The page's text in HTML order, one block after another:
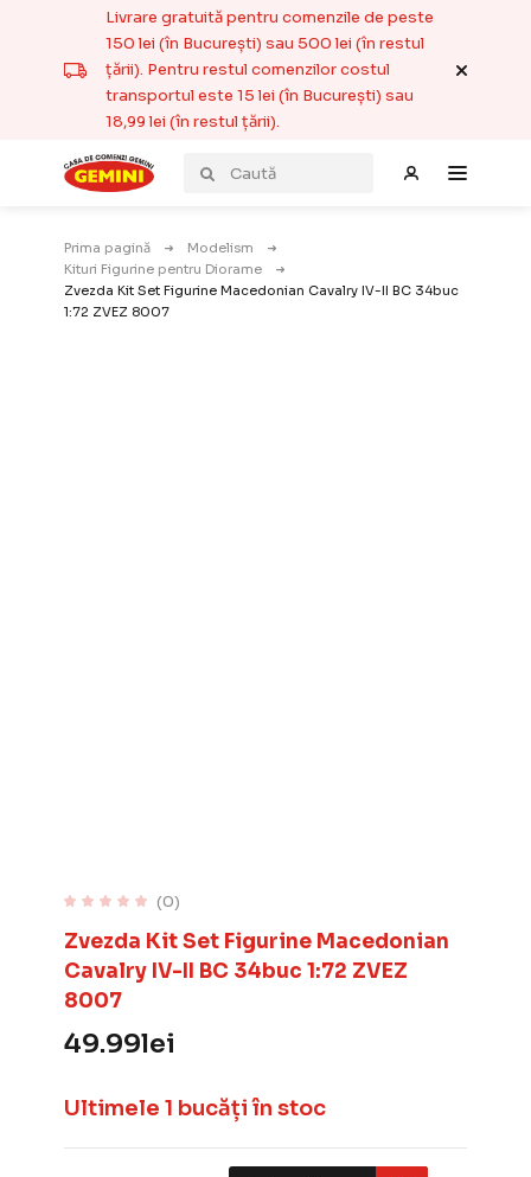
Livrare gratuită pentru comenzile de peste
150 lei (în București) sau 500 lei (în restul
țării). Pentru restul comenzilor costul
transportul este 15 lei (în București) sau
18,99 lei (în restul țării).
Prima pagină
Modelism
Kituri Figurine pentru Diorame
Zvezda Kit Set Figurine Macedonian Cavalry IV-II BC 34buc
1:72 ZVEZ 8007
(0)
Zvezda Kit Set Figurine Macedonian
Cavalry IV-II BC 34buc 1:72 ZVEZ
8007
49.99lei
Ultimele 1 bucăți în stoc